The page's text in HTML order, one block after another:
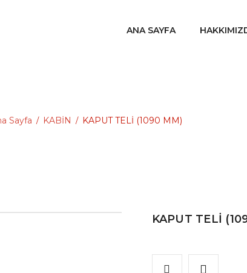
ANA SAYFA
Sayfa / KABİN / KAPUT TELİ (1090 MM)
KAPUT TELİ